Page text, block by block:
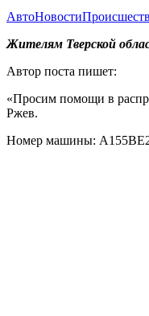
АвтоНовости
Жителям Тверской
Автор поста пишет:
«Просим помощи в
Ржев.
Номер машины: